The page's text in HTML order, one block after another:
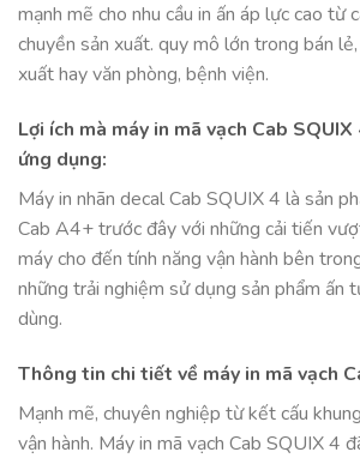
mạnh mẽ cho nhu cầu in ấn áp lực cao từ
chuyền sản xuất. quy mô lớn trong bán
xuất hay văn phòng, bệnh viện.
Lợi ích mà máy in mã vạch Cab
ứng dụng:
Máy in nhãn decal Cab SQUIX 4 là sản
Cab A4+ trước đây với những cải tiến
máy cho đến tính năng vận hành bên
những trải nghiệm sử dụng sản phẩm ấn
dùng.
Thông tin chi tiết về máy in mã vạch
Mạnh mẽ, chuyên nghiệp từ kết cấu
vận hành. Máy in mã vạch Cab SQUIX 4